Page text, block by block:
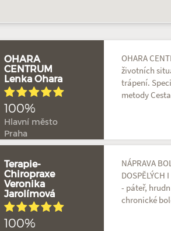
OHARA
CENTRUM
Lenka Ohara
100%
Hlavní město
Praha
OHARA
životních
trápení.
metody
Terapie-
Chiropraxe
Veronika
Jarolímová
100%
NÁPRAVA
- páteř,
chronické